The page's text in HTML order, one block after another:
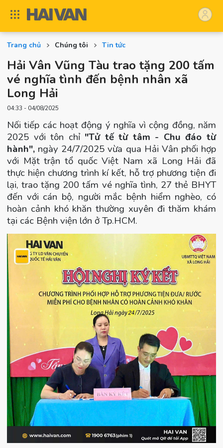
Trang chủ Chúng tôi Tin tức
Hải Vân Vũng Tàu trao tặng 200 tấm
vé nghĩa tình đến bệnh nhân xã
Long Hải
04:33 - 04/08/2025
Nối tiếp các hoạt động ý nghĩa vì cộng đồng, năm
2025 với tôn chỉ "Tử tế từ tâm - Chu đáo từ
hành", ngày 24/7/2025 vừa qua Hải Vân phối hợp
với Mặt trận tổ quốc Việt Nam xã Long Hải đã
thực hiện chương trình kí kết, hỗ trợ phương tiện đi
lại, trao tặng 200 tấm vé nghĩa tình, 27 thẻ BHYT
đến với cán bộ, người mắc bệnh hiểm nghèo, có
hoàn cảnh khó khăn thường xuyên đi thăm khám
tại các Bệnh viện lớn ở Tp.HCM.